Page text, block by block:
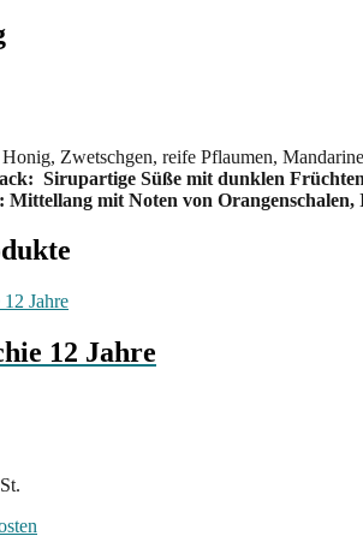
Honig, Zwetschgen, reife Pflaumen,
Sirupartige Süße mit dunklen
Mittellang mit Noten von
12 Jahre